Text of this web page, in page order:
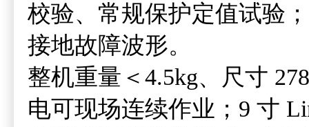
校验、常规保护定值试验
接地故障波形。
整机重量＜4.5kg、尺寸
电可现场连续作业；9 寸